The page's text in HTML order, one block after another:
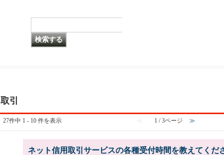
取引
27件中 1 - 10 件を表示 ≪ 1 / 3ページ ≫
ネット信用取引サービスの各種受付時間を教えてくだ